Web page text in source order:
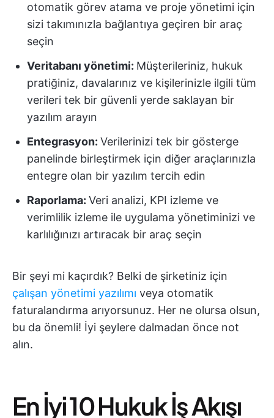
otomatik görev atama ve proje yönetimi için
sizi takımınızla bağlantıya geçiren bir araç
seçin
Veritabanı yönetimi: Müşterileriniz, hukuk
pratiğiniz, davalarınız ve kişilerinizle ilgili tüm
verileri tek bir güvenli yerde saklayan bir
yazılım arayın
Entegrasyon: Verilerinizi tek bir gösterge
panelinde birleştirmek için diğer araçlarınızla
entegre olan bir yazılım tercih edin
Raporlama: Veri analizi, KPI izleme ve
verimlilik izleme ile uygulama yönetiminizi ve
karlılığınızı artıracak bir araç seçin
Bir şeyi mi kaçırdık? Belki de şirketiniz için
çalışan yönetimi yazılımı veya otomatik
faturalandırma arıyorsunuz. Her ne olursa olsun,
bu da önemli! İyi şeylere dalmadan önce not
alın.
En İyi 10 Hukuk İş Akışı